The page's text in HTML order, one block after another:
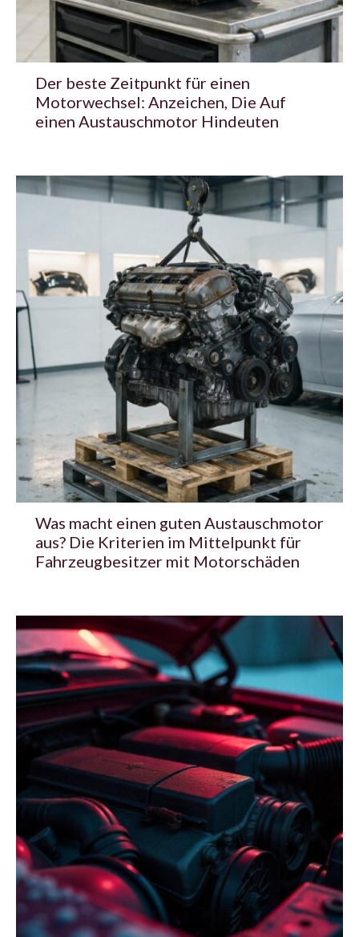
Der beste Zeitpunkt für einen
Motorwechsel: Anzeichen, Die Auf
einen Austauschmotor Hindeuten
Was macht einen guten Austauschmotor
aus? Die Kriterien im Mittelpunkt für
Fahrzeugbesitzer mit Motorschäden